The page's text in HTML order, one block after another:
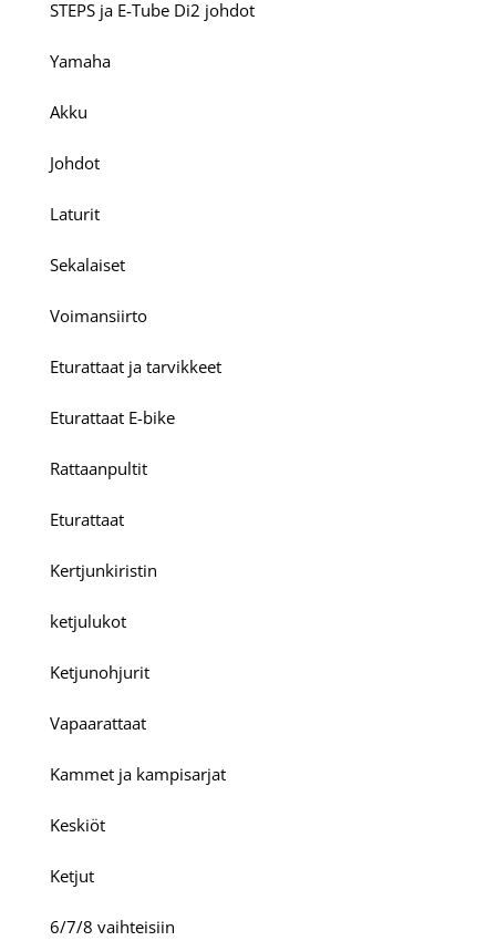
STEPS ja E-Tube Di2 johdot
Yamaha
Akku
Johdot
Laturit
Sekalaiset
Voimansiirto
Eturattaat ja tarvikkeet
Eturattaat E-bike
Rattaanpultit
Eturattaat
Kertjunkiristin
ketjulukot
Ketjunohjurit
Vapaarattaat
Kammet ja kampisarjat
Keskiöt
Ketjut
6/7/8 vaihteisiin